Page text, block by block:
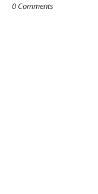
0 Comments